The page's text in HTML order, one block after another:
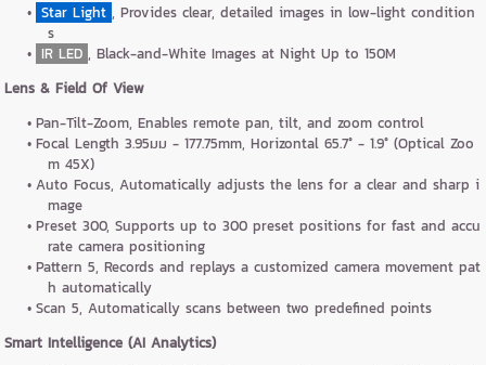
Star Light , Provides clear, detailed images in low-light condition
s
IR LED , Black-and-White Images at Night Up to 150M
Lens & Field Of View
Pan-Tilt-Zoom, Enables remote pan, tilt, and zoom control
Focal Length 3.95มม - 177.75mm, Horizontal 65.7° - 1.9° (Optical Zoo
m 45X)
Auto Focus, Automatically adjusts the lens for a clear and sharp i
mage
Preset 300, Supports up to 300 preset positions for fast and accu
rate camera positioning
Pattern 5, Records and replays a customized camera movement pat
h automatically
Scan 5, Automatically scans between two predefined points
Smart Intelligence (AI Analytics)